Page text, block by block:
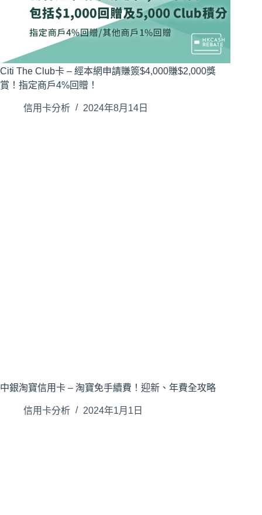
Citi The Club卡 – 經本網申請賺簽$4,000賺$2,000獎
賞！指定商戶4%回贈！
信用卡分析 2024年8月14日
中銀淘寶信用卡 – 淘寶免手續費！迎新、年費全攻略
信用卡分析 2024年1月1日